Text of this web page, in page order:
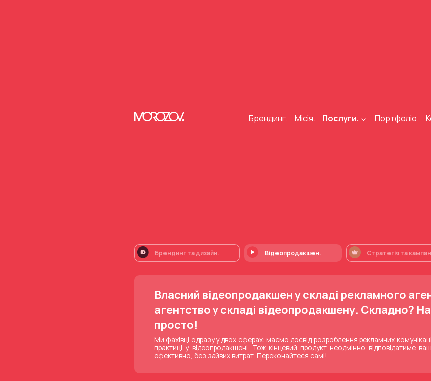
Брендинг. Місія. Послуги. Портфоліо.
Брендинг тадизайн. Відеопродакшен. Стратегія та
Власний відеопродакшен у складі рекламного
агентство у складі відеопродакшену. Складно?
просто!
Ми фахівці одразу у двох сферах: маємо досвід розроблення рекламних
практиці у відеопродакшені. Тож кінцевий продукт неодмінно відповідатиме
ефективно, без зайвих витрат. Переконайтеся самі!